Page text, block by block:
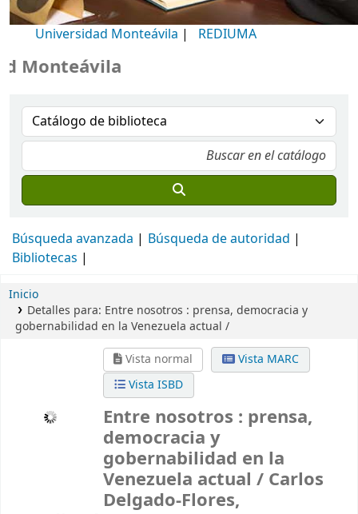
Universidad Monteávila | REDIUMA
Búsqueda avanzada
Búsqueda de autoridad
Bibliotecas
Inicio
Detalles para: Entre nosotros : prensa, democracia y
gobernabilidad en la Venezuela actual /
Vista normal
Vista MARC
Vista ISBD
Entre nosotros : prensa,
democracia y
gobernabilidad en la
Venezuela actual / Carlos
Delgado-Flores,